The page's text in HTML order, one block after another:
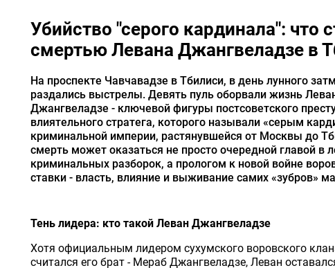
Убийство "серого кардинала": что
смертью Левана Джангвеладзе в
На проспекте Чавчавадзе в Тбилиси, в день лунного
раздались выстрелы. Девять пуль оборвали жизнь
Джангвеладзе - ключевой фигуры постсоветского
влиятельного стратега, которого называли «серым
криминальной империи, растянувшейся от Москвы до
смерть может оказаться не просто очередной главой в
криминальных разборок, а прологом к новой войне
ставки - власть, влияние и выживание самих «зубров»
Тень лидера: кто такой Леван Джангвеладзе
Хотя официальным лидером сухумского воровского
считался его брат - Мераб Джангвеладзе, Леван